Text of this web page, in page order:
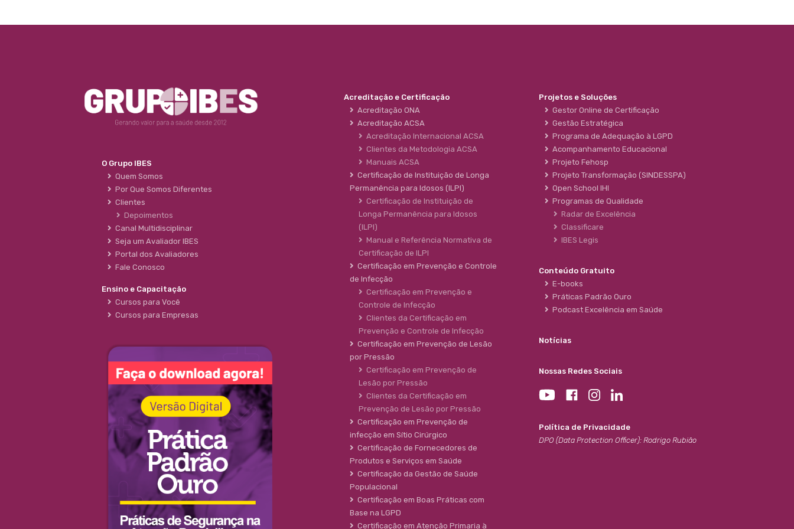
O Grupo IBES
Quem Somos
Por Que Somos Diferentes
Clientes
Depoimentos
Canal Multidisciplinar
Seja um Avaliador IBES
Portal dos Avaliadores
Fale Conosco
Ensino e Capacitação
Cursos para Você
Cursos para Empresas
Acreditação e Certificação
Acreditação ONA
Acreditação ACSA
Acreditação Internacional ACSA
Clientes da Metodologia ACSA
Manuais ACSA
Certificação de Instituição de Longa
Permanência para Idosos (ILPI)
Certificação de Instituição de
Longa Permanência para Idosos
(ILPI)
Manual e Referência Normativa de
Certificação de ILPI
Certificação em Prevenção e Controle
de Infecção
Certificação em Prevenção e
Controle de Infecção
Clientes da Certificação em
Prevenção e Controle de Infecção
Certificação em Prevenção de Lesão
por Pressão
Certificação em Prevenção de
Lesão por Pressão
Clientes da Certificação em
Prevenção de Lesão por Pressão
Certificação em Prevenção de
infecção em Sítio Cirúrgico
Certificação de Fornecedores de
Produtos e Serviços em Saúde
Certificação da Gestão de Saúde
Populacional
Certificação em Boas Práticas com
Base na LGPD
Certificação em Atenção Primaria à
Projetos e Soluções
Gestor Online de Certificação
Gestão Estratégica
Programa de Adequação à LGPD
Acompanhamento Educacional
Projeto Fehosp
Projeto Transformação (SINDESSPA)
Open School IHI
Programas de Qualidade
Radar de Excelência
Classificare
IBES Legis
Conteúdo Gratuito
E-books
Práticas Padrão Ouro
Podcast Excelência em Saúde
Notícias
Nossas Redes Sociais
Política de Privacidade
DPO (Data Protection Officer): Rodrigo Rubião